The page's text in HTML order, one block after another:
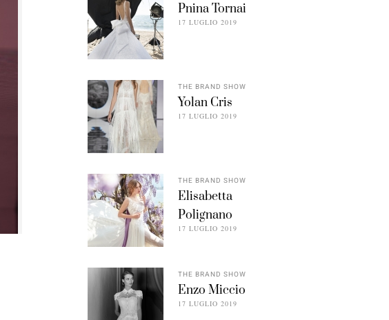
Pnina Tornai
17 LUGLIO 2019
THE BRAND SHOW
Yolan Cris
17 LUGLIO 2019
THE BRAND SHOW
Elisabetta
Polignano
17 LUGLIO 2019
THE BRAND SHOW
Enzo Miccio
17 LUGLIO 2019